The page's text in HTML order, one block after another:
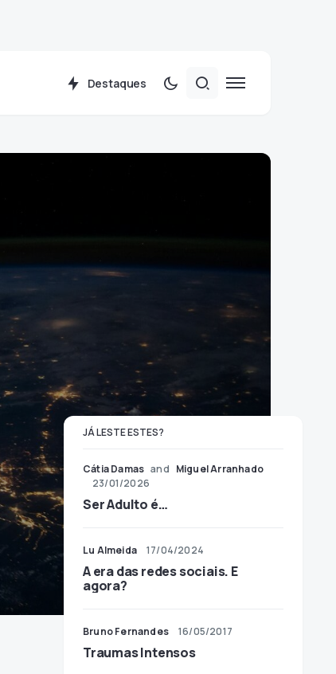
Destaques
JÁ LESTE ESTES?
Cátia Damas and Miguel Arranhado
23/01/2026
Ser Adulto é…
Lu Almeida 17/04/2024
A era das redes sociais. E
agora?
Bruno Fernandes 16/05/2017
Traumas Intensos